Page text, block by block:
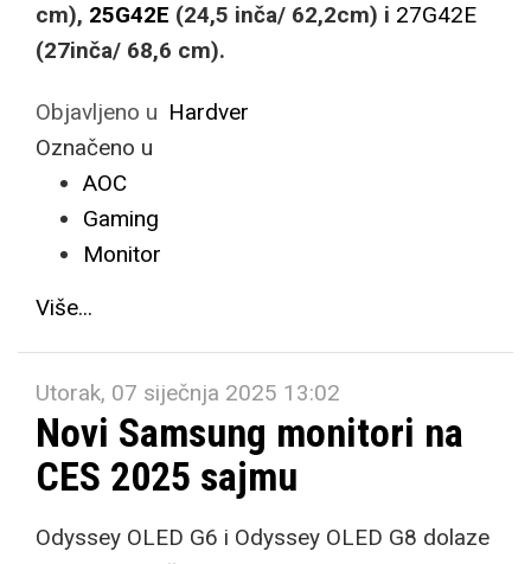
cm), 25G42E (24,5 inča/ 62,2cm) i 27G42E
(27inča/ 68,6 cm).
Objavljeno u Hardver
Označeno u
AOC
Gaming
Monitor
Više...
Utorak, 07 siječnja 2025 13:02
Novi Samsung monitori na
CES 2025 sajmu
Odyssey OLED G6 i Odyssey OLED G8 dolaze